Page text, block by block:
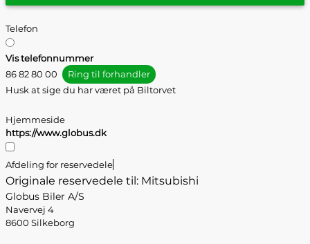
Telefon
Vis telefonnummer
86 82 80 00
Ring til forhandler
Husk at sige du har været på Biltorvet
Hjemmeside
https://www.globus.dk
Afdeling for reservedele
Originale reservedele til: Mitsubishi
Globus Biler A/S
Navervej 4
8600 Silkeborg